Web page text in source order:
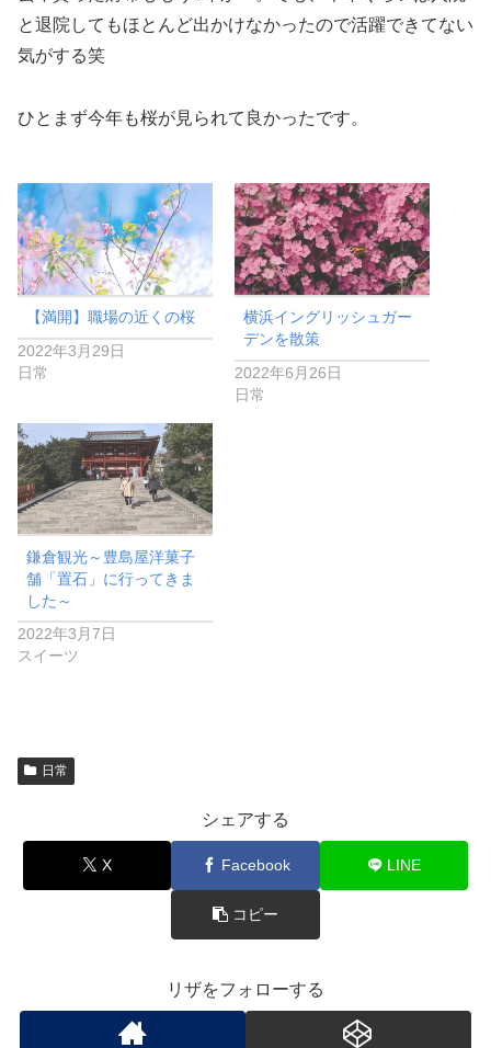
と退院してもほとんど出かけなかったので活躍できてない
気がする笑
ひとまず今年も桜が見られて良かったです。
【満開】職場の近くの桜
2022年3月29日
日常
横浜イングリッシュガー
デンを散策
2022年6月26日
日常
鎌倉観光～豊島屋洋菓子
舗「置石」に行ってきま
した～
2022年3月7日
スイーツ
日常
シェアする
X Facebook LINE
コピー
リザをフォローする